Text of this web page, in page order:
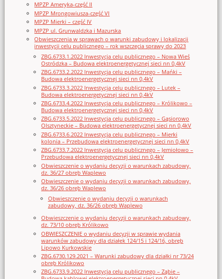
MPZP Ameryka-część II
MPZP Mrongowiusza-część VI
MPZP Mierki – część IV
MPZP ul. Grunwaldzka i Mazurska
Obwieszczenia w sprawach o warunki zabudowy i lokalizacji
inwestycji celu publicznego – rok wszczęcia sprawy do 2023
ZBG.6733.1.2022 Inwestycja celu publicznego – Nowa Wieś
Ostródzka – Budowa elektroenergetycznej sieci nn 0,4kV
ZBG.6733.2.2022 Inwestycja celu publicznego – Mańki –
Budowa elektroenergetycznej sieci nn 0,4kV
ZBG.6733.3.2022 Inwestycja celu publicznego – Lutek –
Budowa elektroenergetycznej sieci nn 0,4kV
ZBG.6733.4.2022 Inwestycja celu publicznego – Królikowo –
Budowa elektroenergetycznej sieci nn 0,4kV
ZBG.6733.5.2022 Inwestycja celu publicznego – Gąsiorowo
Olsztyneckie – Budowa elektroenergetycznej sieci nn 0,4kV
ZBG.6733.6.2022 Inwestycja celu publicznego – Mierki
kolonia – Przebudowa elektroenergetycznej sieci nn 0,4kV
ZBG.6733.7.2022 Inwestycja celu publicznego – Jemiołowo –
Przebudowa elektroenergetycznej sieci nn 0,4kV
Obwieszczenie o wydaniu decyzji o warunkach zabudowy,
dz. 36/27 obręb Waplewo
Obwieszczenie o wydaniu decyzji o warunkach zabudowy,
dz. 36/26 obręb Waplewo
Obwieszczenie o wydaniu decyzji o warunkach
zabudowy, dz. 36/26 obręb Waplewo
Obwieszczenie o wydaniu decyzji o warunkach zabudowy,
dz. 73/10 obręb Królikowo
OBWIESZCZENIE o wydaniu decyzji w sprawie wydania
warunków zabudowy dla działek 124/15 i 124/16, obręb
Lipowo Kurkowskie
ZBG.6730.129.2021 – Warunki zabudowy dla działki nr 73/24
obręb Królikowo
ZBG.6733.9.2022 Inwestycja celu publicznego – Ząbie –